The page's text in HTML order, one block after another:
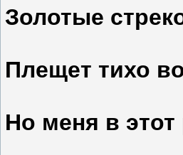
Золотые
Плещет тихо
Но меня в этот